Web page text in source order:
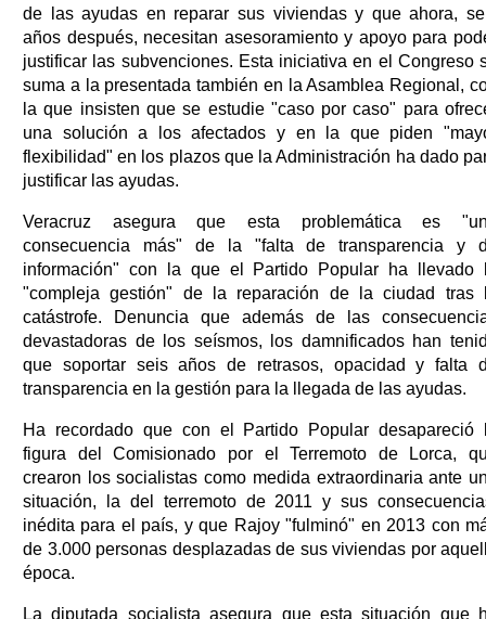
de las ayudas en reparar sus viviendas y que ahora,
años después, necesitan asesoramiento y apoyo para
justificar las subvenciones. Esta iniciativa en el Congreso
suma a la presentada también en la Asamblea Regional,
la que insisten que se estudie "caso por caso" para
una solución a los afectados y en la que piden
flexibilidad" en los plazos que la Administración ha dado
justificar las ayudas.
Veracruz asegura que esta problemática es
consecuencia más" de la "falta de transparencia y
información" con la que el Partido Popular ha llevado
"compleja gestión" de la reparación de la ciudad tras
catástrofe. Denuncia que además de las
devastadoras de los seísmos, los damnificados han
que soportar seis años de retrasos, opacidad y falta
transparencia en la gestión para la llegada de las ayudas.
Ha recordado que con el Partido Popular desapareció
figura del Comisionado por el Terremoto de Lorca,
crearon los socialistas como medida extraordinaria ante
situación, la del terremoto de 2011 y sus
inédita para el país, y que Rajoy "fulminó" en 2013 con
de 3.000 personas desplazadas de sus viviendas por
época.
La diputada socialista asegura que esta situación que